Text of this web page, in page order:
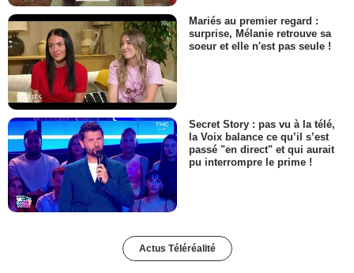
Mariés au premier regard :
surprise, Mélanie retrouve sa
soeur et elle n'est pas seule !
Secret Story : pas vu à la télé,
la Voix balance ce qu’il s’est
passé "en direct" et qui aurait
pu interrompre le prime !
Actus Téléréalité